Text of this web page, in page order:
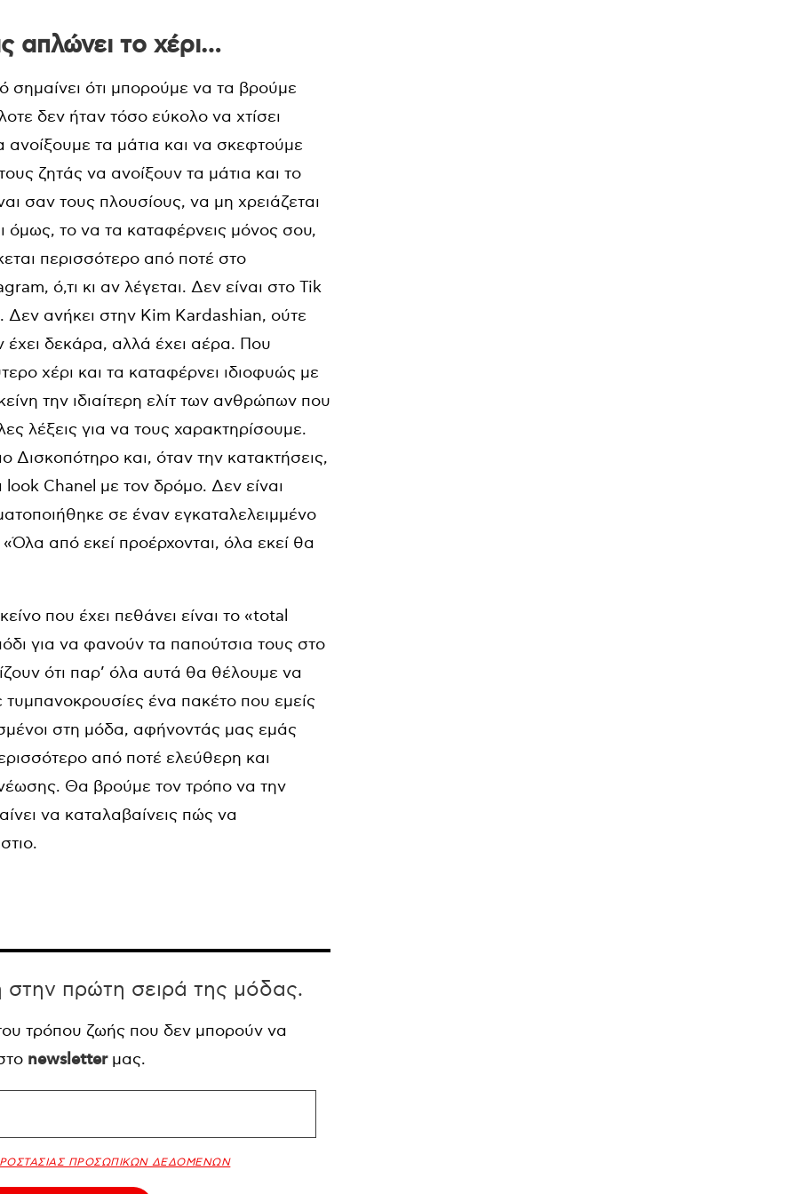
απλώνει το χέρι…
ότι μπορούμε να τα βρούμε
δεν ήταν τόσο εύκολο να χτίσει
ανοίξουμε τα μάτια και να σκεφτούμε
ζητάς να ανοίξουν τα μάτια και το
σαν τους πλουσίους, να μη χρειάζεται
όμως, το να τα καταφέρνεις μόνος σου,
περισσότερο από ποτέ στο
, ό,τι κι αν λέγεται. Δεν είναι στο Tik
ανήκει στην Kim Kardashian, ούτε
έχει δεκάρα, αλλά έχει αέρα. Που
χέρι και τα καταφέρνει ιδιοφυώς με
την ιδιαίτερη ελίτ των ανθρώπων που
λέξεις για να τους χαρακτηρίσουμε.
Δισκοπότηρο και, όταν την κατακτήσεις,
look Chanel με τον δρόμο. Δεν είναι
σε έναν εγκαταλελειμμένο
από εκεί προέρχονται, όλα εκεί θα
που έχει πεθάνει είναι το «total
για να φανούν τα παπούτσια τους στο
ότι παρ’ όλα αυτά θα θέλουμε να
ένα πακέτο που εμείς
στη μόδα, αφήνοντάς μας εμάς
από ποτέ ελεύθερη και
Θα βρούμε τον τρόπο να την
να καταλαβαίνεις πώς να
στην πρώτη σειρά της μόδας.
τρόπου ζωής που δεν μπορούν να
newsletterμας.
ΠΡΟΣΩΠΙΚΩΝ ΔΕΔΟΜΕΝΩΝ